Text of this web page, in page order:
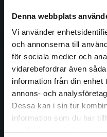
Denna webbplats
Vi använder
och annonserna till
för sociala medier och
vidarebefordrar även
information från din
annons- och
Dessa kan i sin tur
information som du har
Begränsad
Det verkar som att du
längs hela kunskapsresan.
Kontakta oss
Kontakta oss
046-31 20 00
Postadress:
Box 141